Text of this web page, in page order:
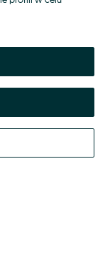
wskazanych powyżej,
brzmieniu.